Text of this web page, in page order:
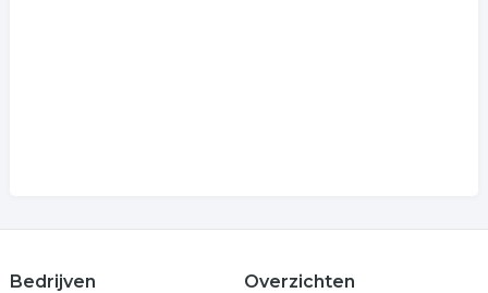
Bedrijven Overzichten